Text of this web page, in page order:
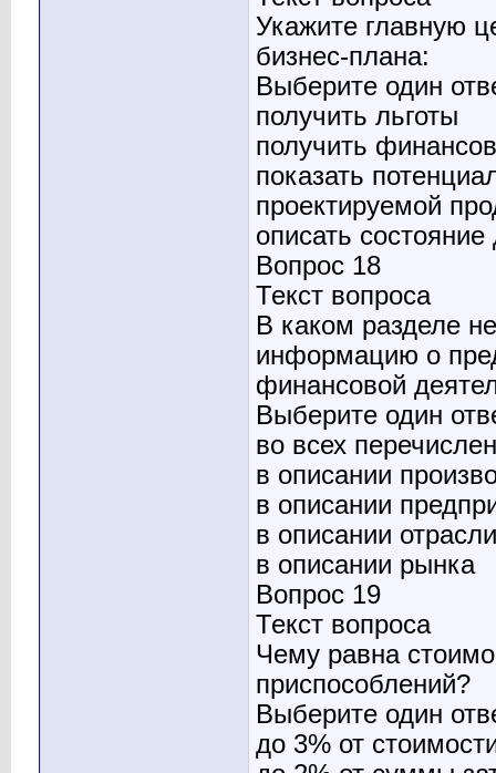
Укажите главную
бизнес-плана:
Выберите один
получить льготы
получить
показать
проектируемой
описать
Вопрос 18
Текст вопроса
В каком разделе
информацию о
финансовой
Выберите один
во всех
в описании
в описании
в описании отрасли
в описании рынка
Вопрос 19
Текст вопроса
Чему равна
приспособлений?
Выберите один
до 3% от